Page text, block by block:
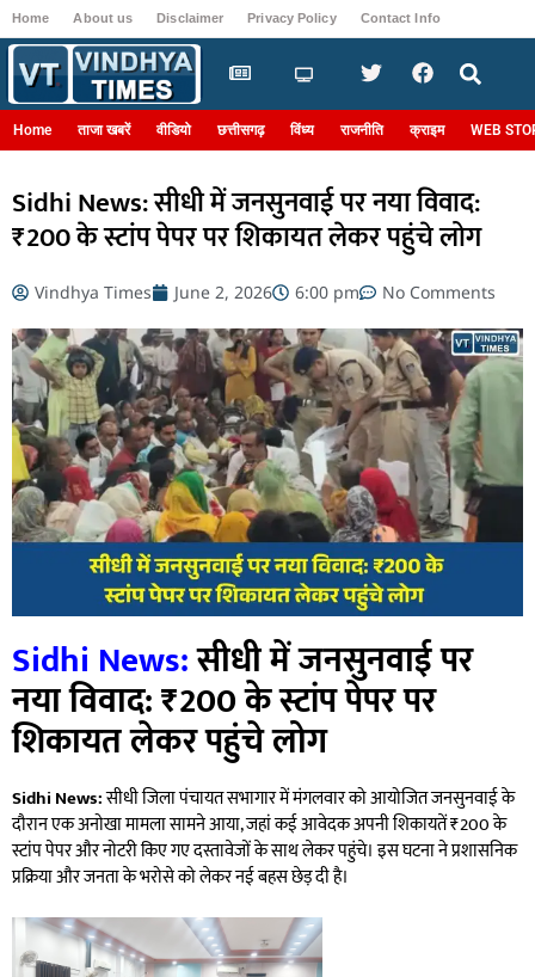
Home About us Disclaimer Privacy Policy Contact Info
Home ताजा खबरें वीडियो छत्तीसगढ़ विंध्य राजनीति क्राइम WEB
Sidhi News: सीधी में जनसुनवाई पर नया विवाद:
₹200 के स्टांप पेपर पर शिकायत लेकर पहुंचे लोग
Vindhya Times June 2, 2026 6:00 pm No Comments
Sidhi News:सीधी में जनसुनवाई पर
नया विवाद: ₹200 के स्टांप पेपर पर
शिकायत लेकर पहुंचे लोग
Sidhi News:सीधी जिला पंचायत सभागार में मंगलवार को आयोजित जनसुनवाई के
दौरान एक अनोखा मामला सामने आया, जहां कई आवेदक अपनी शिकायतें ₹200 के
स्टांप पेपर और नोटरी किए गए दस्तावेजों के साथ लेकर पहुंचे। इस घटना ने प्रशासनिक
प्रक्रिया और जनता के भरोसे को लेकर नई बहस छेड़ दी है।